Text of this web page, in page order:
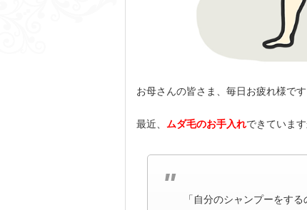
お母さんの皆さま、毎日お疲れ様です
最近、 ムダ毛のお手入れできています
「自分のシャンプーをす